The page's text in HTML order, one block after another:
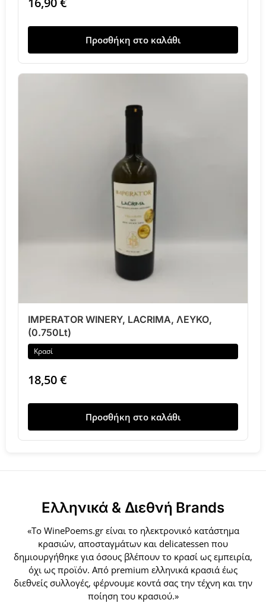
Προσθήκη στο καλάθι
IMPERATOR WINERY, LACRIMA, ΛΕΥΚΟ,
(0.750Lt)
Κρασί
18,50€
Προσθήκη στο καλάθι
Ελληνικά & Διεθνή Brands
«Το WinePoems.gr είναι το ηλεκτρονικό κατάστημα
κρασιών, αποσταγμάτων και delicatessen που
δημιουργήθηκε για όσους βλέπουν το κρασί ως εμπειρία,
όχι ως προϊόν. Από premium ελληνικά κρασιά έως
διεθνείς συλλογές, φέρνουμε κοντά σας την τέχνη και την
ποίηση του κρασιού.»